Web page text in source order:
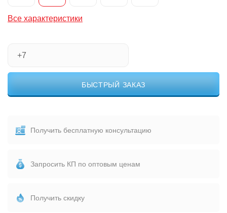
Все характеристики
БЫСТРЫЙ ЗАКАЗ
Получить бесплатную консультацию
Запросить КП по оптовым ценам
Получить скидку